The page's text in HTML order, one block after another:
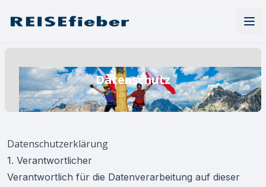
REISEfieber Magazin
Datenschutz
Datenschutzerklärung
1. Verantwortlicher
Verantwortlich für die Datenverarbeitung auf dieser